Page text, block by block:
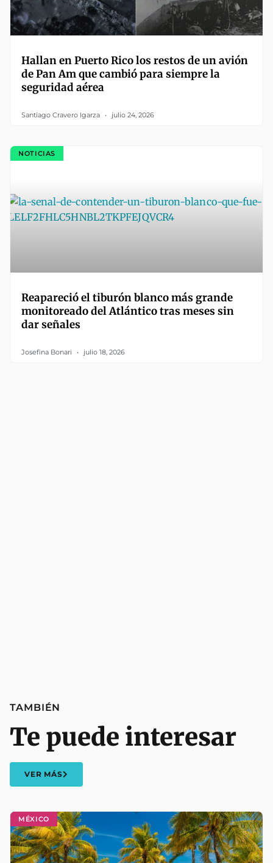
Hallan en Puerto Rico los restos de un avión
de Pan Am que cambió para siempre la
seguridad aérea
Santiago Cravero Igarza julio 24, 2026
NOTICIAS
Reapareció el tiburón blanco más grande
monitoreado del Atlántico tras meses sin
dar señales
Josefina Bonari julio 18, 2026
MÉXICO
TAMBIÉN
Te puede interesar
VER MÁS